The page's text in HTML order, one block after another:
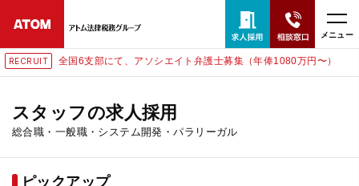
メニュー
にて、アソシエイト弁護士募集（年俸1080万円〜） RECRUIT 東京に
スタッフの求人採用
総合職・一般職・システム開発・パラリーガル
ピックアップ
24時間365日全国対応
無料相談窓口はこちら